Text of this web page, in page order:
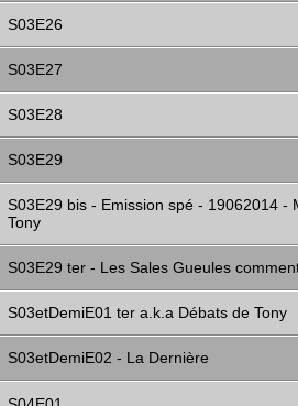
S03E26
S03E27
S03E28
S03E29
S03E29 bis - Emission spé - 19062014 -
Tony
S03E29 ter - Les Sales Gueules
S03etDemiE01 ter a.k.a Débats de Tony
S03etDemiE02 - La Dernière